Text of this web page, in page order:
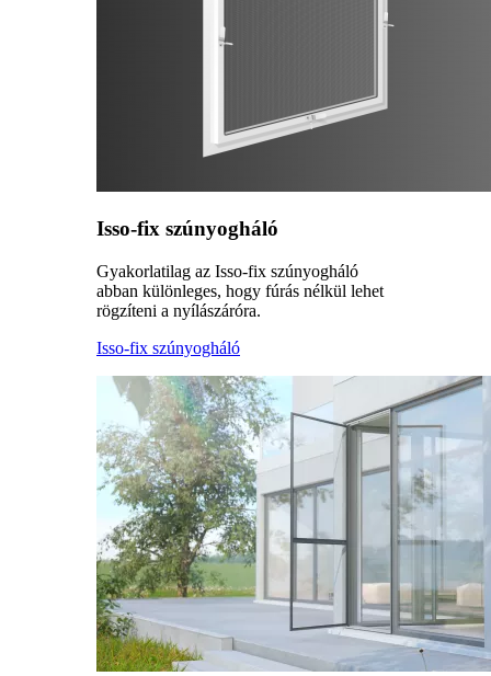
Isso-fix szúnyogháló
Gyakorlatilag az Isso-fix szúnyogháló
abban különleges, hogy fúrás nélkül lehet
rögzíteni a nyílászáróra.
Isso-fix szúnyogháló